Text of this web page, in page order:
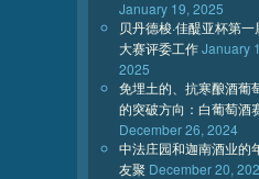
January 19, 2025
贝丹德梭·佳醍亚杯第
大赛评委工作January
2025
免埋土的、抗寒酿酒葡
的突破方向：白葡萄酒
December 26, 2024
中法庄园和迦南酒业的
友聚 December 20,